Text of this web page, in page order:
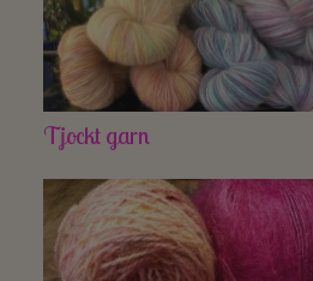
Tjockt garn